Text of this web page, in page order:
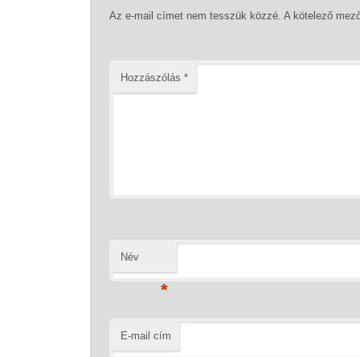
Az e-mail címet nem tesszük közzé. A kötelező
Hozzászólás *
Név
*
E-mail cím